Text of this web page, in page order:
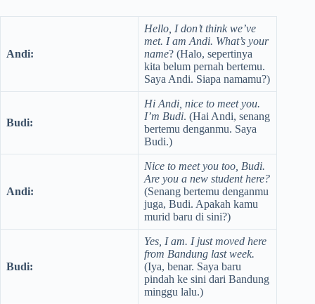
Andi:
Hello, I don’t think we’ve
met. I am Andi. What’s your
name? (Halo, sepertinya
kita belum pernah bertemu.
Saya Andi. Siapa namamu?)
Budi:
Hi Andi, nice to meet you.
I’m Budi. (Hai Andi, senang
bertemu denganmu. Saya
Budi.)
Andi:
Nice to meet you too, Budi.
Are you a new student here?
(Senang bertemu denganmu
juga, Budi. Apakah kamu
murid baru di sini?)
Budi:
Yes, I am. I just moved here
from Bandung last week.
(Iya, benar. Saya baru
pindah ke sini dari Bandung
minggu lalu.)